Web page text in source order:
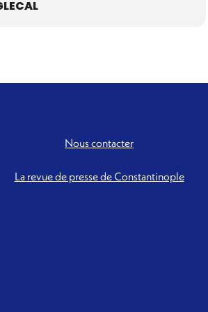
Nous contacter
La revue de presse de Constantinople